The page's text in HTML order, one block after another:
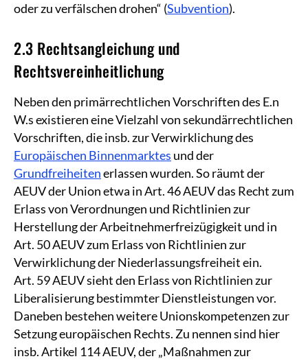
oder zu verfälschen drohen“ (Subvention).
2.3 Rechtsangleichung und
Rechtsvereinheitlichung
Neben den primärrechtlichen Vorschriften des E.n
W.s existieren eine Vielzahl von sekundärrechtlichen
Vorschriften, die insb. zur Verwirklichung des
Europäischen Binnenmarktes und der
Grundfreiheitenerlassen wurden. So räumt der
AEUV der Union etwa in Art. 46 AEUV das Recht zum
Erlass von Verordnungen und Richtlinien zur
Herstellung der Arbeitnehmerfreizügigkeit und in
Art. 50 AEUV zum Erlass von Richtlinien zur
Verwirklichung der Niederlassungsfreiheit ein.
Art. 59 AEUV sieht den Erlass von Richtlinien zur
Liberalisierung bestimmter Dienstleistungen vor.
Daneben bestehen weitere Unionskompetenzen zur
Setzung europäischen Rechts. Zu nennen sind hier
insb. Artikel 114 AEUV, der „Maßnahmen zur